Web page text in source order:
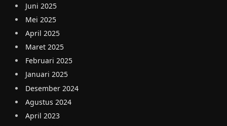
Juni 2025
Mei 2025
April 2025
Maret 2025
Februari 2025
Januari 2025
Desember 2024
Agustus 2024
April 2023